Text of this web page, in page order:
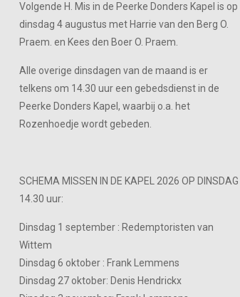
Volgende H. Mis in de Peerke Donders Kapel is op
dinsdag 4 augustus met Harrie van den Berg O.
Praem. en Kees den Boer O. Praem.
Alle overige dinsdagen van de maand is er
telkens om 14.30 uur een gebedsdienst in de
Peerke Donders Kapel, waarbij o.a. het
Rozenhoedje wordt gebeden.
SCHEMA MISSEN IN DE KAPEL 2026 OP DINSDAG
14.30 uur:
Dinsdag 1 september : Redemptoristen van
Wittem
Dinsdag 6 oktober : Frank Lemmens
Dinsdag 27 oktober: Denis Hendrickx